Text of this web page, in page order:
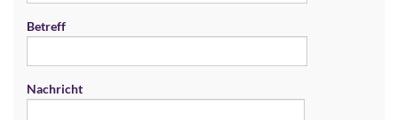
Betreff
Nachricht